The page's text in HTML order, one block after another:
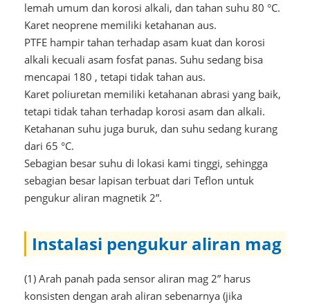
lemah umum dan korosi alkali, dan tahan suhu 80 °C.
Karet neoprene memiliki ketahanan aus.
PTFE hampir tahan terhadap asam kuat dan korosi
alkali kecuali asam fosfat panas. Suhu sedang bisa
mencapai 180 , tetapi tidak tahan aus.
Karet poliuretan memiliki ketahanan abrasi yang baik,
tetapi tidak tahan terhadap korosi asam dan alkali.
Ketahanan suhu juga buruk, dan suhu sedang kurang
dari 65 °C.
Sebagian besar suhu di lokasi kami tinggi, sehingga
sebagian besar lapisan terbuat dari Teflon untuk
pengukur aliran magnetik 2”.
Instalasi pengukur aliran mag
(1) Arah panah pada sensor aliran mag 2” harus
konsisten dengan arah aliran sebenarnya (jika